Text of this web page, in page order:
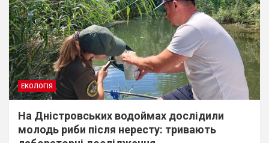
ЕКОЛОГІЯ
На Дністровських водоймах дослідили
молодь риби після нересту: тривають